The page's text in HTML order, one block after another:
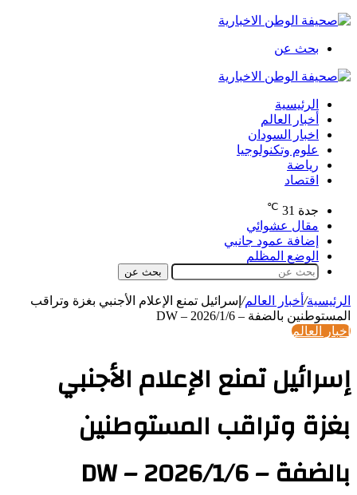
بحث عن
الرئيسية
أخبار العالم
اخبار السودان
علوم وتكنولوجيا
رياضة
اقتصاد
جدة 31
℃
مقال عشوائي
إضافة عمود جانبي
الوضع المظلم
بحث عن
الرئيسية/ أخبار العالم/ إسرائيل تمنع الإعلام الأجنبي بغزة وتراقب
المستوطنين بالضفة – DW – 2026/1/6
أخبار العالم
إسرائيل تمنع الإعلام الأجنبي
بغزة وتراقب المستوطنين
بالضفة – DW – 2026/1/6